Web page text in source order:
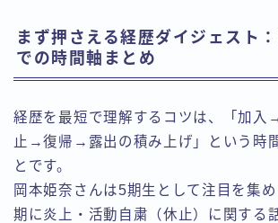
まず押さえる経歴ダイジェスト
での時間軸まとめ
経歴を最短で理解するコツは、「加
止→復帰→露出の積み上げ」という時
とです。
岡本姫奈さんは5期生として注目を集
期に炎上・活動自粛（休止）に関する